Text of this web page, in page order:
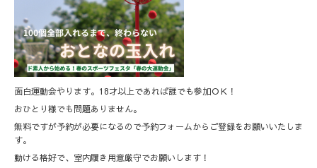
面白運動会やります。18才以上であれば誰でも参加ＯＫ！
おひとり様でも問題ありません。
無料ですが予約が必要になるので予約フォームからご登録をお願いいたしま
す。
動ける格好で、室内履き用意厳守でお願いします！